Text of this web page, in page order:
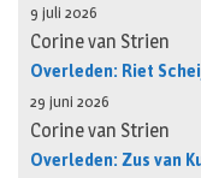
9 juli 2026
Corine van Strien
Overleden: Riet
29 juni 2026
Corine van Strien
Overleden: Zus van